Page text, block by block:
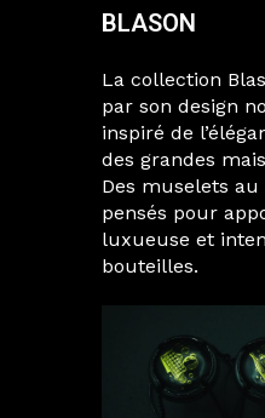
BLASON
La collection
par son design
inspiré de
des grandes
Des muselets
pensés pour
luxueuse et
bouteilles.